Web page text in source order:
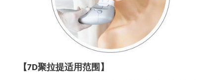
【7D聚拉提适用范围】